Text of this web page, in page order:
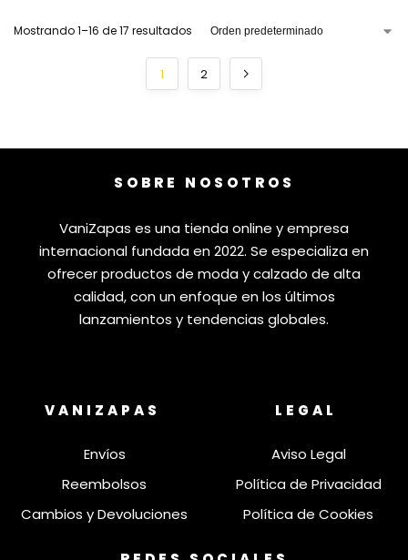
Mostrando 1–16 de 17 resultados
1 2
SOBRE NOSOTROS
VaniZapas es una tienda online y empresa
internacional fundada en 2022. Se especializa en
ofrecer productos de moda y calzado de alta
calidad, con un enfoque en los últimos
lanzamientos y tendencias globales.
VANIZAPAS
Envíos
Reembolsos
Cambios y Devoluciones
LEGAL
Aviso Legal
Política de Privacidad
Política de Cookies